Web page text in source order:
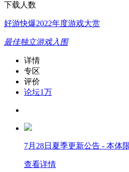
下载人数
好游快爆2022年度游戏大赏
最佳独立游戏入围
详情
专区
评价
论坛1万
7月28日夏季更新公告 - 本体
查看详情